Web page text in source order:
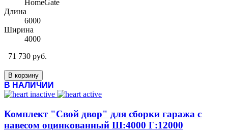
HomeGate
Длина
6000
Ширина
4000
71 730 руб.
В корзину
В НАЛИЧИИ
Комплект "Свой двор" для сборки гаража с
навесом оцинкованный Ш:4000 Г:12000